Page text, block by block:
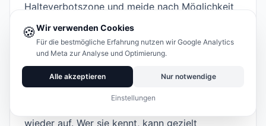
Halteverbotszone und meide nach Möglichkeit
die Hauptverkehrszeiten am Morgen und am
späten Nachmittag.
Typische Herausforderungen beim Umzug in
Reutlingen #
So unterschiedlich die Stadtteile sind, einige
wieder auf. Wer sie kennt, kann gezielt
🍪Wir verwenden Cookies
Für die bestmögliche Erfahrung nutzen wir Google Analytics
und Meta zur Analyse und Optimierung.
Alle akzeptieren Nur notwendige
Einstellungen